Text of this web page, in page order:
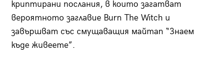
криптирани послания, в които загатват
вероятното заглавие Burn The Witch и
завършват със смущаващия майтап “Знаем
къде живеете”.